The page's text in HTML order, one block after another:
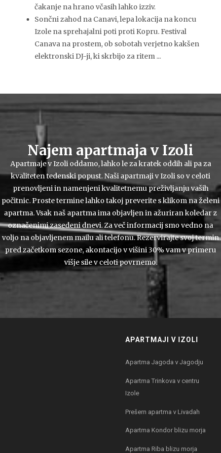
čakanje na hrano včasih lahko izziv.
Sončni zahod na Canavi, lepa lokacija na koncu
Izole na sprehajalni poti proti Kopru. Festival
Canava na prostem, ob sobotah verjetno kakšen
elektronski DJ-ji, ki skrbijo za ritem ...
Najem apartmaja v Izoli
Apartmaje v Izoli oddamo, lahko le za kratek oddih ali pa za
kvaliteten tedenski popust. Naši apartmaji v Izoli so v celoti
prenovljeni in namenjeni kvalitetnemu preživljanju vaših
počitnic. Proste termine lahko takoj preverite s klikom na želeni
apartma. Vsak naš apartma ima objavljen in ažuriran koledar z
označenimi zasedeni dnevi. Za več informacij smo vedno na
voljo na objavljenem mailu ali telefonu. Rezervirajte svoj termin
pred začetkom sezone, akontacijo v višini 30% vam v primeru
višje sile v celoti povrnemo.
APARTMAJI V IZOLI
Apartma Jagoda v Jagodju
Apartma Trinkova v centru
Izole
Prešern apartma v Livadah
Apartma Kondor blizu morja
Apartma Riba blizu morja